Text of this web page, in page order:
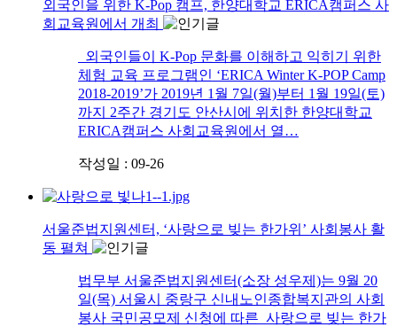
외국인을 위한 K-Pop 캠프, 한양대학교 ERICA캠퍼스 사
회교육원에서 개최
외국인들이 K-Pop 문화를 이해하고 익히기 위한
체험 교육 프로그램인 ‘ERICA Winter K-POP Camp
2018-2019’가 2019년 1월 7일(월)부터 1월 19일(토)
까지 2주간 경기도 안산시에 위치한 한양대학교
ERICA캠퍼스 사회교육원에서 열…
작성일 : 09-26
서울준법지원센터, ‘사랑으로 빚는 한가위’ 사회봉사 활
동 펼쳐
법무부 서울준법지원센터(소장 성우제)는 9월 20
일(목) 서울시 중랑구 신내노인종합복지관의 사회
봉사 국민공모제 신청에 따른 사랑으로 빚는 한가